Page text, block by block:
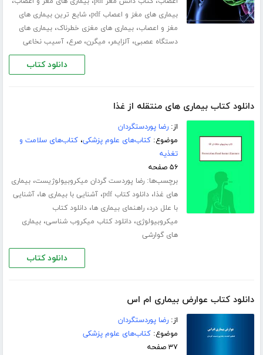
بیماری های مغز و اعصاب pdf ،شایع ترین بیماری های
مغز و اعصاب،بیماری های مغزی خطرناک،بیماری های
دستگاه عصبی،آلزایمر، میگرن،صرع،آسیب نخاعی
دانلود کتاب
دانلود کتاب بیماری های منتقله از غذا
از:رضا پوردستگردان
موضوع:کتاب‌های علوم پزشکی،کتاب‌های سلامت و
تغذیه
۵۶ صفحه
برچسب‌ها:رضا پوردست گردان میکروبیولوژیست،بیماری
های غذا،دانلود کتاب pdf ،آشنایی با بیماری ها،آشنایی
با علل درد،راهنمای بیماری ها،دانلود کتاب
میکروبیولوژی،دانلود کتاب میکروب شناسی،بیماری
های گوارشی
دانلود کتاب
دانلود کتاب عوارض بیماری ام اس
از:رضا پوردستگردان
موضوع:کتاب‌های علوم پزشکی
۳۷ صفحه